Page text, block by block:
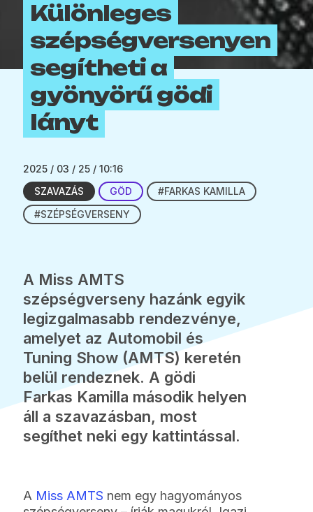
Különleges
szépségversenyen
segítheti a
gyönyörű gödi
lányt
2025 / 03 / 25 / 10:16
SZAVAZÁS
GÖD
#FARKAS KAMILLA
#SZÉPSÉGVERSENY
A Miss AMTS
szépségverseny hazánk egyik
legizgalmasabb rendezvénye,
amelyet az Automobil és
Tuning Show (AMTS) keretén
belül rendeznek. A gödi
Farkas Kamilla második helyen
áll a szavazásban, most
segíthet neki egy kattintással.
A Miss AMTS nem egy hagyományos